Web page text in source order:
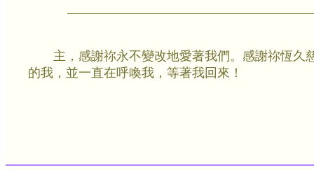
主，感謝祢永不變改地愛著我們。感謝祢恆久
的我，並一直在呼喚我，等著我回來！